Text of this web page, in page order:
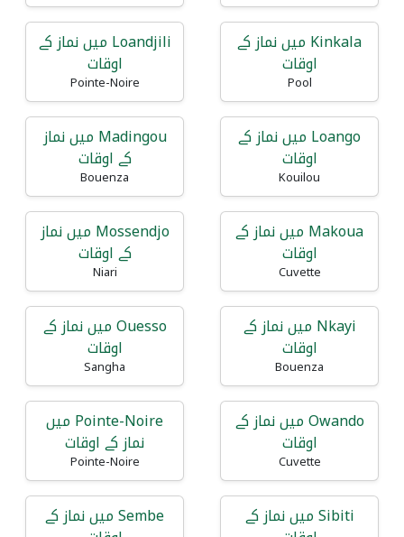
Kinkala میں نماز کے
اوقات
Pool
Loandjili میں نماز کے
اوقات
Pointe-Noire
Loango میں نماز کے
اوقات
Kouilou
Madingou میں نماز
کے اوقات
Bouenza
Makoua میں نماز کے
اوقات
Cuvette
Mossendjo میں نماز
کے اوقات
Niari
Nkayi میں نماز کے
اوقات
Bouenza
Ouesso میں نماز کے
اوقات
Sangha
Owando میں نماز کے
اوقات
Cuvette
Pointe-Noire میں
نماز کے اوقات
Pointe-Noire
Sibiti میں نماز کے Sembe میں نماز کے